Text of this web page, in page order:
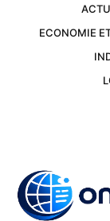
ECONOMIE